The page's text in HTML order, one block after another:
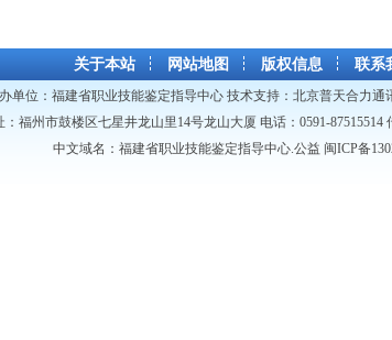
关于本站 网站地图 版权信息 联系
单位： 福建省职业技能鉴定指导中心技术支持： 北京普天合力通
：福州市鼓楼区七星井龙山里14号龙山大厦 电话：0591-87515514
中文域名：福建省职业技能鉴定指导中心.公益 闽ICP备